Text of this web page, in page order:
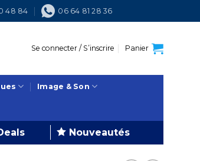
48 84 06 64 81 28 36
Se connecter / S’inscrire Panier
Image & Son
Nouveautés